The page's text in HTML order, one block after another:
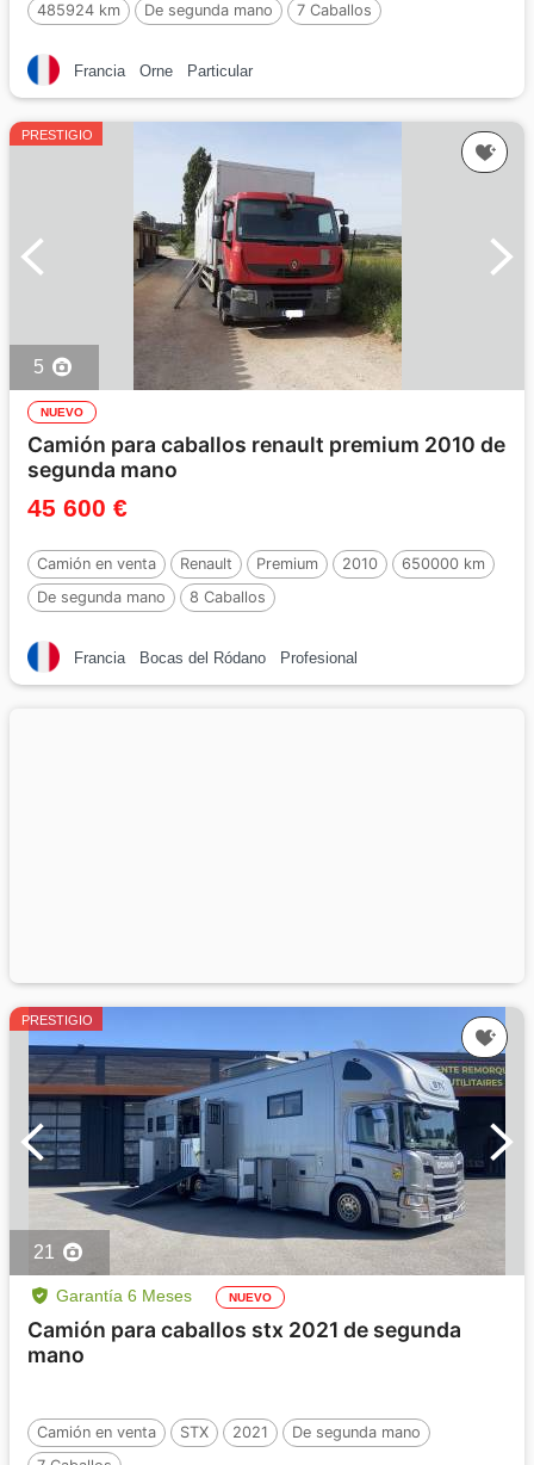
485924 km
De segunda mano 7 Caballos
Francia Orne Particular
PRESTIGIO
5
NUEVO
Camión para caballos renault premium 2010 de
segunda mano
45 600 €
Camión en venta Renault Premium 2010
650000 km
De segunda mano
8 Caballos
Francia Bocas del Ródano Profesional
PRESTIGIO
21
Garantía 6 Meses NUEVO
Camión para caballos stx 2021 de segunda
mano
Camión en venta STX 2021
De segunda mano